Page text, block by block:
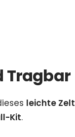
Tragbar
leichte Zelt
Kit.